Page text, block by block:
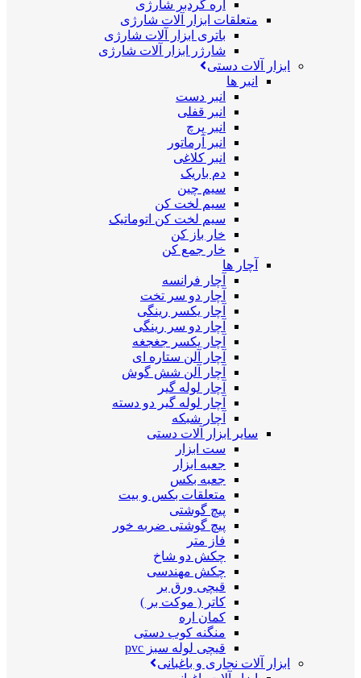
اره گردبر شارژی
متعلقات ابزار آلات شارژی
باتری ابزار آلات شارژی
شارژر ابزار آلات شارژی
ابزار آلات دستی
انبر ها
انبر دست
انبر قفلی
انبر پرچ
انبر آرماتور
انبر کلاغی
دم باریک
سیم چین
سیم لخت کن
سیم لخت کن اتوماتیک
خار باز کن
خار جمع کن
آچار ها
آچار فرانسه
آچار دو سر تخت
آچار یکسر رینگی
آچار دو سر رینگی
آچار یکسر جغجغه
آچار آلن ستاره ای
آچار آلن شش گوش
آچار لوله گیر
آچار لوله گیر دو دسته
آچار شبکه
سایر ابزار آلات دستی
ست ابزار
جعبه ابزار
جعبه بکس
متعلقات بکس و بیت
پیچ گوشتی
پیچ گوشتی ضربه خور
فاز متر
چکش دو شاخ
چکش مهندسی
قیچی ورق بر
کاتر ( موکت بر )
کمان اره
منگنه کوب دستی
قیچی لوله سبز pvc
ابزار آلات نجاری و باغبانی